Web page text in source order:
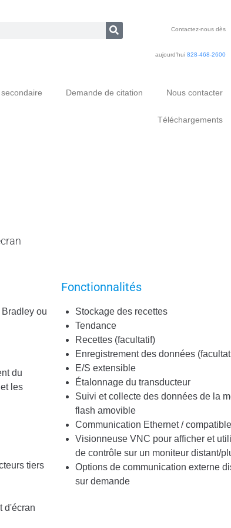
Contactez-nous dès
aujourd'hui828-468-2600
Demande de citation Nous contacter
Téléchargements
ou
du
les
tiers
d'écran
Fonctionnalités
Stockage des recettes
Tendance
Recettes (facultatif)
Enregistrement des données
E/S extensible
Étalonnage du transducteur
Suivi et collecte des données de la
flash amovible
Communication Ethernet /
Visionneuse VNC pour afficher et
de contrôle sur un moniteur distant/
Options de communication externe
sur demande